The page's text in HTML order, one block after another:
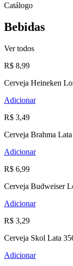
Catálogo
Bebidas
Ver todos
R$ 8,99
Cerveja Heineken
Adicionar
R$ 3,49
Cerveja Brahma
Adicionar
R$ 6,99
Cerveja Budweiser
Adicionar
R$ 3,29
Cerveja Skol Lata
Adicionar